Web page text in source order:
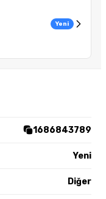
Yeni
1686843789
Yeni
Diğer